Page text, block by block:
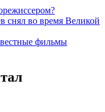
во время Великой
фильмы